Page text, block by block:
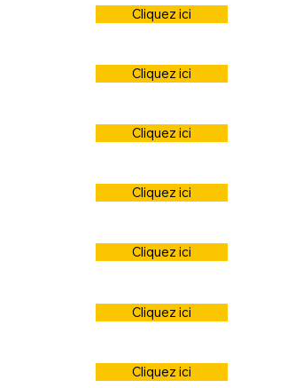
Cliquez ici
Cliquez ici
Cliquez ici
Cliquez ici
Cliquez ici
Cliquez ici
Cliquez ici